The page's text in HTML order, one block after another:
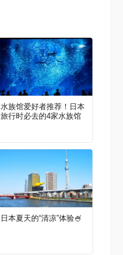
水族馆爱好者推荐！日本
旅行时必去的4家水族馆
日本夏天的“清凉”体验🍧